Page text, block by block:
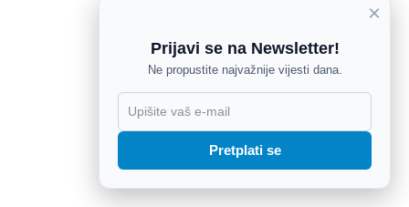
×
Prijavi se na Newsletter!
Ne propustite najvažnije vijesti dana.
Pretplati se